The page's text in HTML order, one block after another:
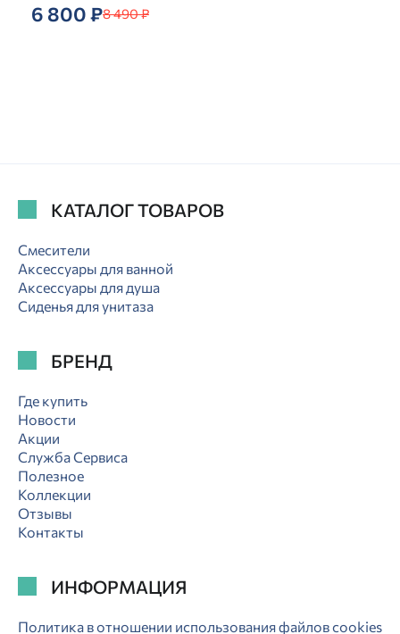
6 800 ₽8 490 ₽
КАТАЛОГ ТОВАРОВ
Смесители
Аксессуары для ванной
Аксессуары для душа
Сиденья для унитаза
БРЕНД
Где купить
Новости
Акции
Служба Сервиса
Полезное
Коллекции
Отзывы
Контакты
ИНФОРМАЦИЯ
Политика в отношении использования файлов cookies